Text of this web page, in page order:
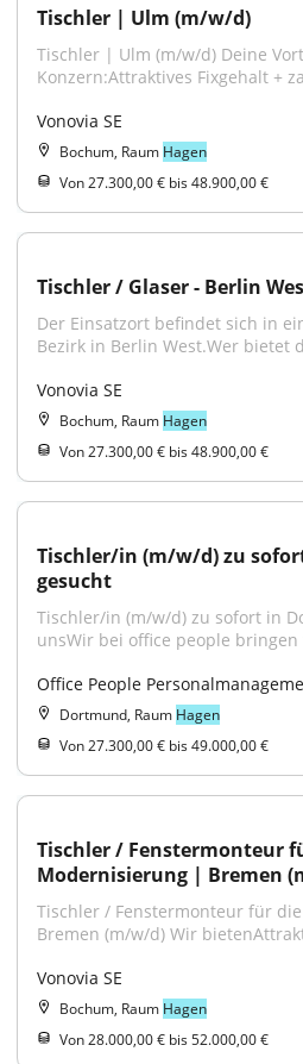
Tischler | Ulm (m/w/d)
Tischler | Ulm (m/w/d) Deine
Konzern:Attraktives Fixgehalt +
Vonovia SE
Bochum, Raum Hagen
Von 27.300,00 € bis 48.900,00 €
Tischler / Glaser - Berlin
Der Einsatzort befindet sich in
Bezirk in Berlin West.Wer bietet
Vonovia SE
Bochum, Raum Hagen
Von 27.300,00 € bis 48.900,00 €
Tischler/in (m/w/d) zu
gesucht
Tischler/in (m/w/d) zu sofort in
unsWir bei office people bringen
Office People
Dortmund, Raum Hagen
Von 27.300,00 € bis 49.000,00 €
Tischler / Fenstermonteur
Modernisierung | Bremen
Tischler / Fenstermonteur für
Bremen (m/w/d) Wir
Vonovia SE
Bochum, Raum Hagen
Von 28.000,00 € bis 52.000,00 €